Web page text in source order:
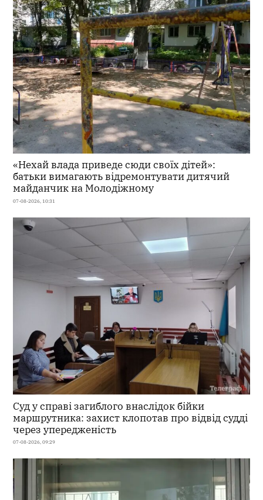
«Нехай влада приведе сюди своїх дітей»:
батьки вимагають відремонтувати дитячий
майданчик на Молодіжному
07-08-2026, 10:31
Суд у справі загиблого внаслідок бійки
маршрутника: захист клопотав про відвід судді
через упередженість
07-08-2026, 09:29